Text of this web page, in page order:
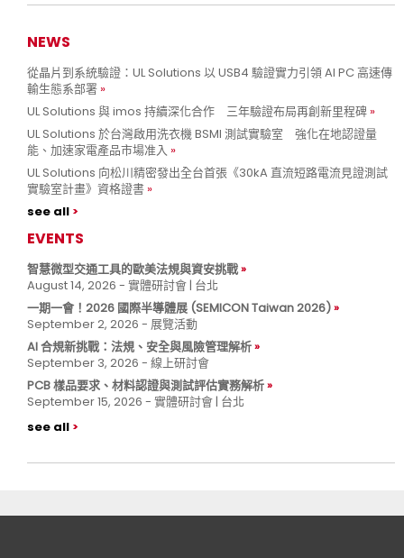
NEWS
從晶片到系統驗證：UL Solutions 以 USB4 驗證實力引領 AI PC 高速傳
輸生態系部署
UL Solutions 與 imos 持續深化合作 三年驗證布局再創新里程碑
UL Solutions 於台灣啟用洗衣機 BSMI 測試實驗室 強化在地認證量
能、加速家電產品市場准入
UL Solutions 向松川精密發出全台首張《30kA 直流短路電流見證測試
實驗室計畫》資格證書
see all
EVENTS
智慧微型交通工具的歐美法規與資安挑戰
August 14, 2026 - 實體研討會 | 台北
一期一會！2026 國際半導體展 (SEMICON Taiwan 2026)
September 2, 2026 - 展覽活動
AI 合規新挑戰：法規、安全與風險管理解析
September 3, 2026 - 線上研討會
PCB 樣品要求、材料認證與測試評估實務解析
September 15, 2026 - 實體研討會 | 台北
see all